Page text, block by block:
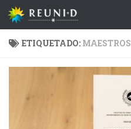
Saltar al contenido
ETIQUETADO: MAESTROS